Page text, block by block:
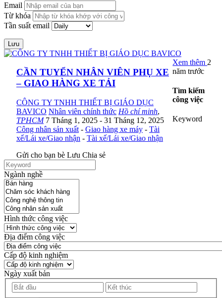
Email
Từ khóa
Tần suất email
Lưu
CẦN TUYỂN NHÂN VIÊN PHỤ XE
– GIAO HÀNG XE TẢI
CÔNG TY TNHH THIẾT BỊ GIÁO DỤC
BAVICO Nhân viên chính thức Hồ chí minh,
TPHCM 7 Tháng 1, 2025 - 31 Tháng 12, 2025
Công nhân sản xuất - Giao hàng xe máy - Tài
xế/Lái xe/Giao nhận - Tài xế/Lái xe/Giao nhận
Gửi cho bạn bè Lưu Chia sẻ
Xem thêm 2
năm trước
Tìm kiếm
công việc
Keyword
Ngành nghề
Hình thức công việc
Địa điểm công việc
Cấp độ kinh nghiệm
Ngày xuất bản